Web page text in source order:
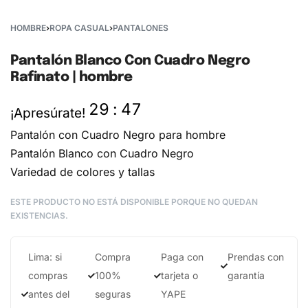
HOMBRE›ROPA CASUAL›PANTALONES
Pantalón Blanco Con Cuadro Negro
Rafinato | hombre
¡Apresúrate! 29 : 47
Pantalón con Cuadro Negro para hombre
Pantalón Blanco con Cuadro Negro
Variedad de colores y tallas
ESTE PRODUCTO NO ESTÁ DISPONIBLE PORQUE NO QUEDAN
EXISTENCIAS.
Lima: si
compras
antes del
Compra
100%
seguras
Paga con
tarjeta o
YAPE
Prendas con
garantía